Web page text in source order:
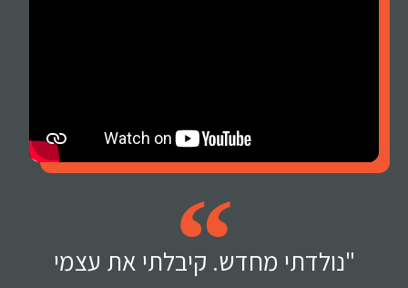
"נולדתי מחדש. קיבלתי את עצמי